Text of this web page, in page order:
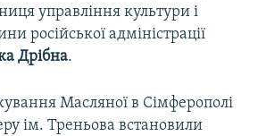
управління культури і
російської адміністрації
Дрібна.
Масляної в Сімферополі
ім. Треньова встановили